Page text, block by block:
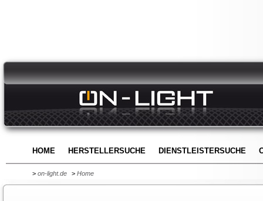
HOME HERSTELLERSUCHE DIENSTLEISTERSUCHE
> on-light.de > Home